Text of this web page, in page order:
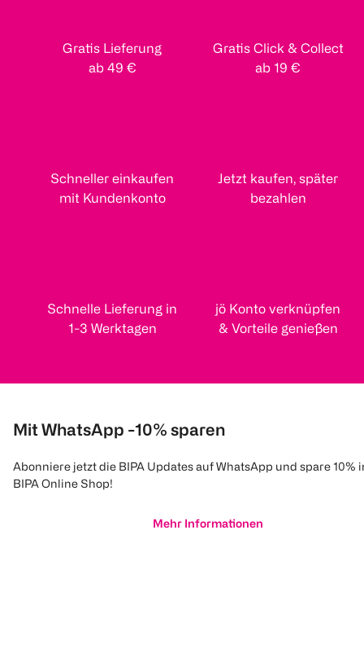
Gratis Lieferung
ab 49 €
Gratis Click & Collect
ab 19 €
Schneller einkaufen
mit Kundenkonto
Jetzt kaufen, später
bezahlen
Schnelle Lieferung in
1-3 Werktagen
jö Konto verknüpfen
& Vorteile genießen
Mit WhatsApp -10% sparen
Abonniere jetzt die BIPA Updates auf WhatsApp und spare 10%
BIPA Online Shop!
Mehr Informationen